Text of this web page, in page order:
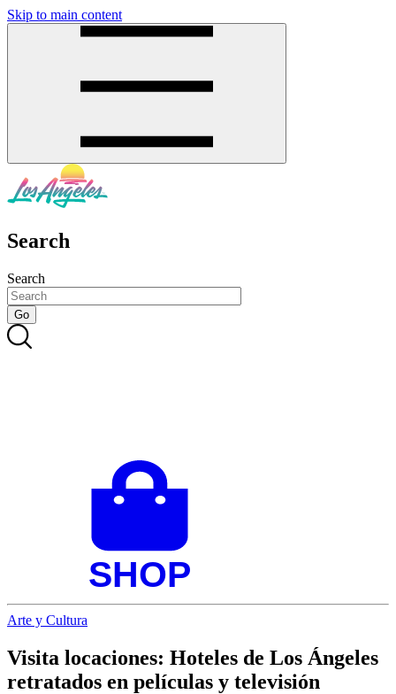
Skip to main content
Search
Search
Arte y Cultura
Visita locaciones: Hoteles de Los Ángeles
retratados en películas y televisión